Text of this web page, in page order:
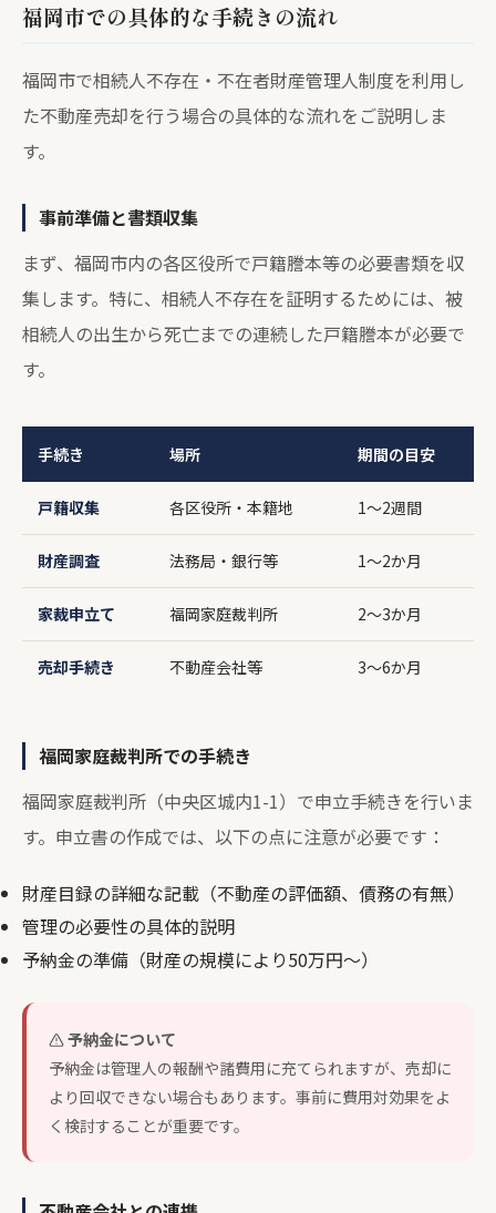
福岡市での具体的な手続きの流れ
福岡市で相続人不存在・不在者財産管理人制度を利用し
た不動産売却を行う場合の具体的な流れをご説明しま
す。
事前準備と書類収集
まず、福岡市内の各区役所で戸籍謄本等の必要書類を収
集します。特に、相続人不存在を証明するためには、被
相続人の出生から死亡までの連続した戸籍謄本が必要で
す。
手続き 場所 期間の目安
戸籍収集 各区役所・本籍地 1～2週間
財産調査 法務局・銀行等 1～2か月
家裁申立て 福岡家庭裁判所 2～3か月
売却手続き 不動産会社等 3～6か月
福岡家庭裁判所での手続き
福岡家庭裁判所（中央区城内1-1）で申立手続きを行いま
す。申立書の作成では、以下の点に注意が必要です：
財産目録の詳細な記載（不動産の評価額、債務の有無）
管理の必要性の具体的説明
予納金の準備（財産の規模により50万円～）
予納金について
予納金は管理人の報酬や諸費用に充てられますが、売却に
より回収できない場合もあります。事前に費用対効果をよ
く検討することが重要です。